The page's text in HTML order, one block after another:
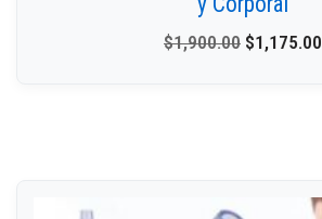
$1,900.00 $1,175.00